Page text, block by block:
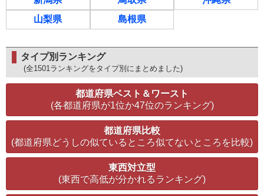
山梨県
島根県
タイプ別ランキング
(全1501ランキングをタイプ別にまとめました)
都道府県ベスト＆ワースト
(各都道府県が1位か47位のランキング)
都道府県比較
(都道府県どうしの似ているところ似てないところを比較)
東西対立型
(東西で高低が分かれるランキング)